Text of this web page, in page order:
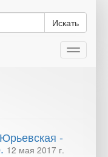
Искать
Toggle
-
12 мая 2017 г.